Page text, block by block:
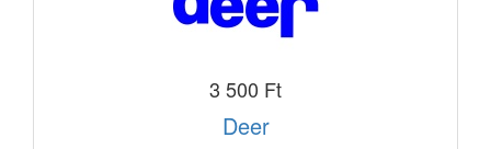
3 500 Ft
Deer